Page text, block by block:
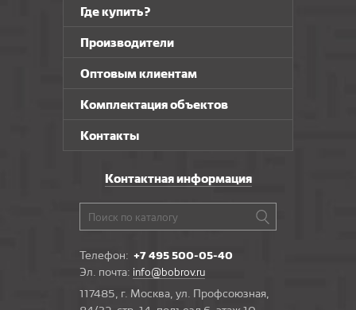
Где купить?
Производители
Оптовым клиентам
Комплектация объектов
Контакты
Контактная информация
Телефон: +7 495 500-05-40
Эл. почта: info@bobrov.ru
117485, г. Москва, ул. Профсоюзная,